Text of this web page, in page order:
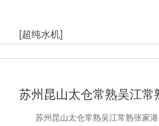
[超纯水机]
苏州昆山太仓常熟吴江
水设备厂家批发价
苏州昆山太仓常熟吴江常熟张家